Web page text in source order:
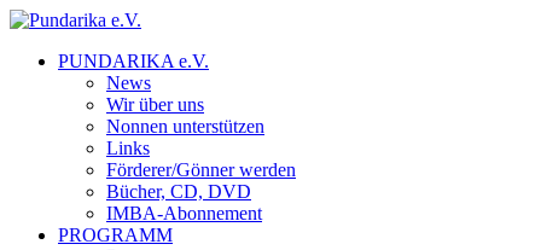
PUNDARIKA e.V.
News
Wir über uns
Nonnen unterstützen
Links
Förderer/Gönner werden
Bücher, CD, DVD
IMBA-Abonnement
PROGRAMM